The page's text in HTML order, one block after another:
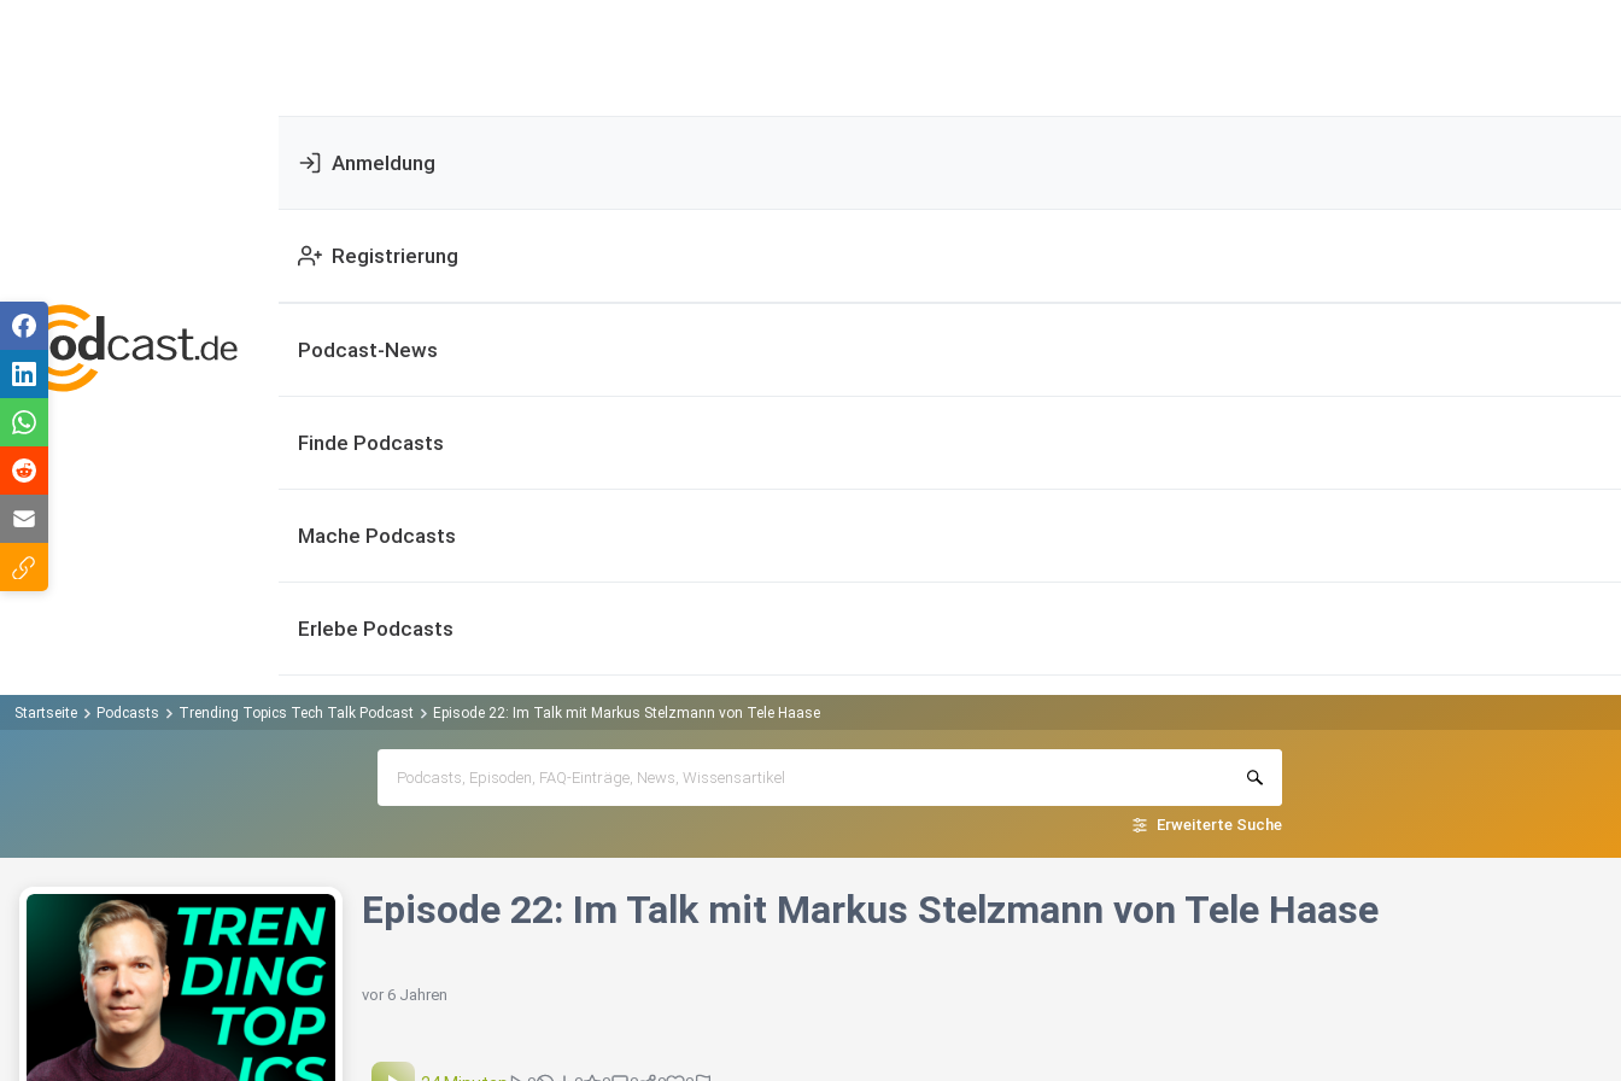
Anmeldung
Registrierung
Podcast-News
Finde Podcasts
Mache Podcasts
Erlebe Podcasts
Startseite Podcasts Trending Topics Tech Talk Podcast Episode 22: Im Talk mit Markus Stelzmann von Tele Haase
Erweiterte Suche
Episode 22: Im Talk mit Markus Stelzmann von Tele Haase
vor 6 Jahren